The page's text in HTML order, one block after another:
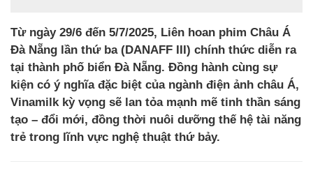
Từ ngày 29/6 đến 5/7/2025, Liên hoan phim Châu Á
Đà Nẵng lần thứ ba (DANAFF III) chính thức diễn ra
tại thành phố biển Đà Nẵng. Đồng hành cùng sự
kiện có ý nghĩa đặc biệt của ngành điện ảnh châu Á,
Vinamilk kỳ vọng sẽ lan tỏa mạnh mẽ tinh thần sáng
tạo – đổi mới, đồng thời nuôi dưỡng thế hệ tài năng
trẻ trong lĩnh vực nghệ thuật thứ bảy.